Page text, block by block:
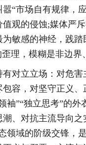
“市场自有规律，
观的侵蚀;媒体严
敏感的神经，践
理，模糊是非边界
对立立场：对危
容，对坚守正义
袖”“独立思考”的外
、对抗主流导向
领域的阶级交锋，